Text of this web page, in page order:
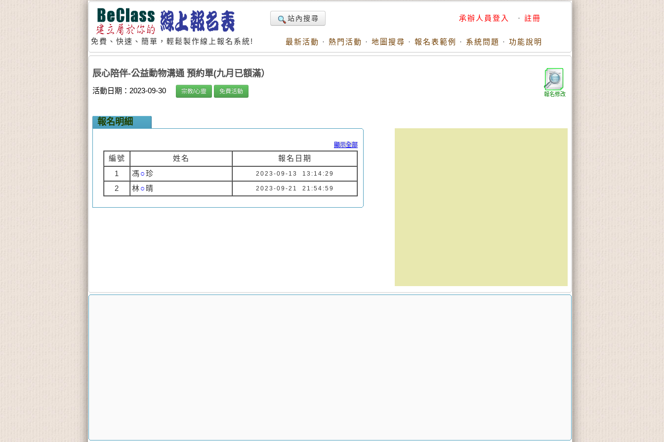
免費、快速、簡單，輕鬆製作線上報名系統!
站內搜尋 承辦人員登入 · 註冊
最新活動 · 熱門活動 · 地圖搜尋 · 報名表範例 · 系統問題 · 功能說明
報名修改
辰心陪伴-公益動物溝通 預約單(九月已額滿）
活動日期：2023-09-30 宗教/心靈 免費活動
報名明細
顯示全部
編號 姓名
報名日期
1
馮○珍 2023-09-13 13:14:29
2 林○ 晴 2023-09-21 21:54:59